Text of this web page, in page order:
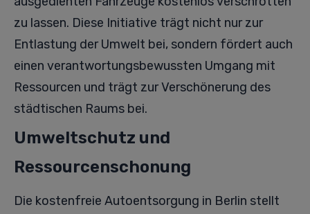
zu lassen. Diese Initiative trägt nicht nur zur
Entlastung der Umwelt bei, sondern fördert auch
einen verantwortungsbewussten Umgang mit
Ressourcen und trägt zur Verschönerung des
städtischen Raums bei.
Umweltschutz und
Ressourcenschonung
Die kostenfreie Autoentsorgung in Berlin stellt